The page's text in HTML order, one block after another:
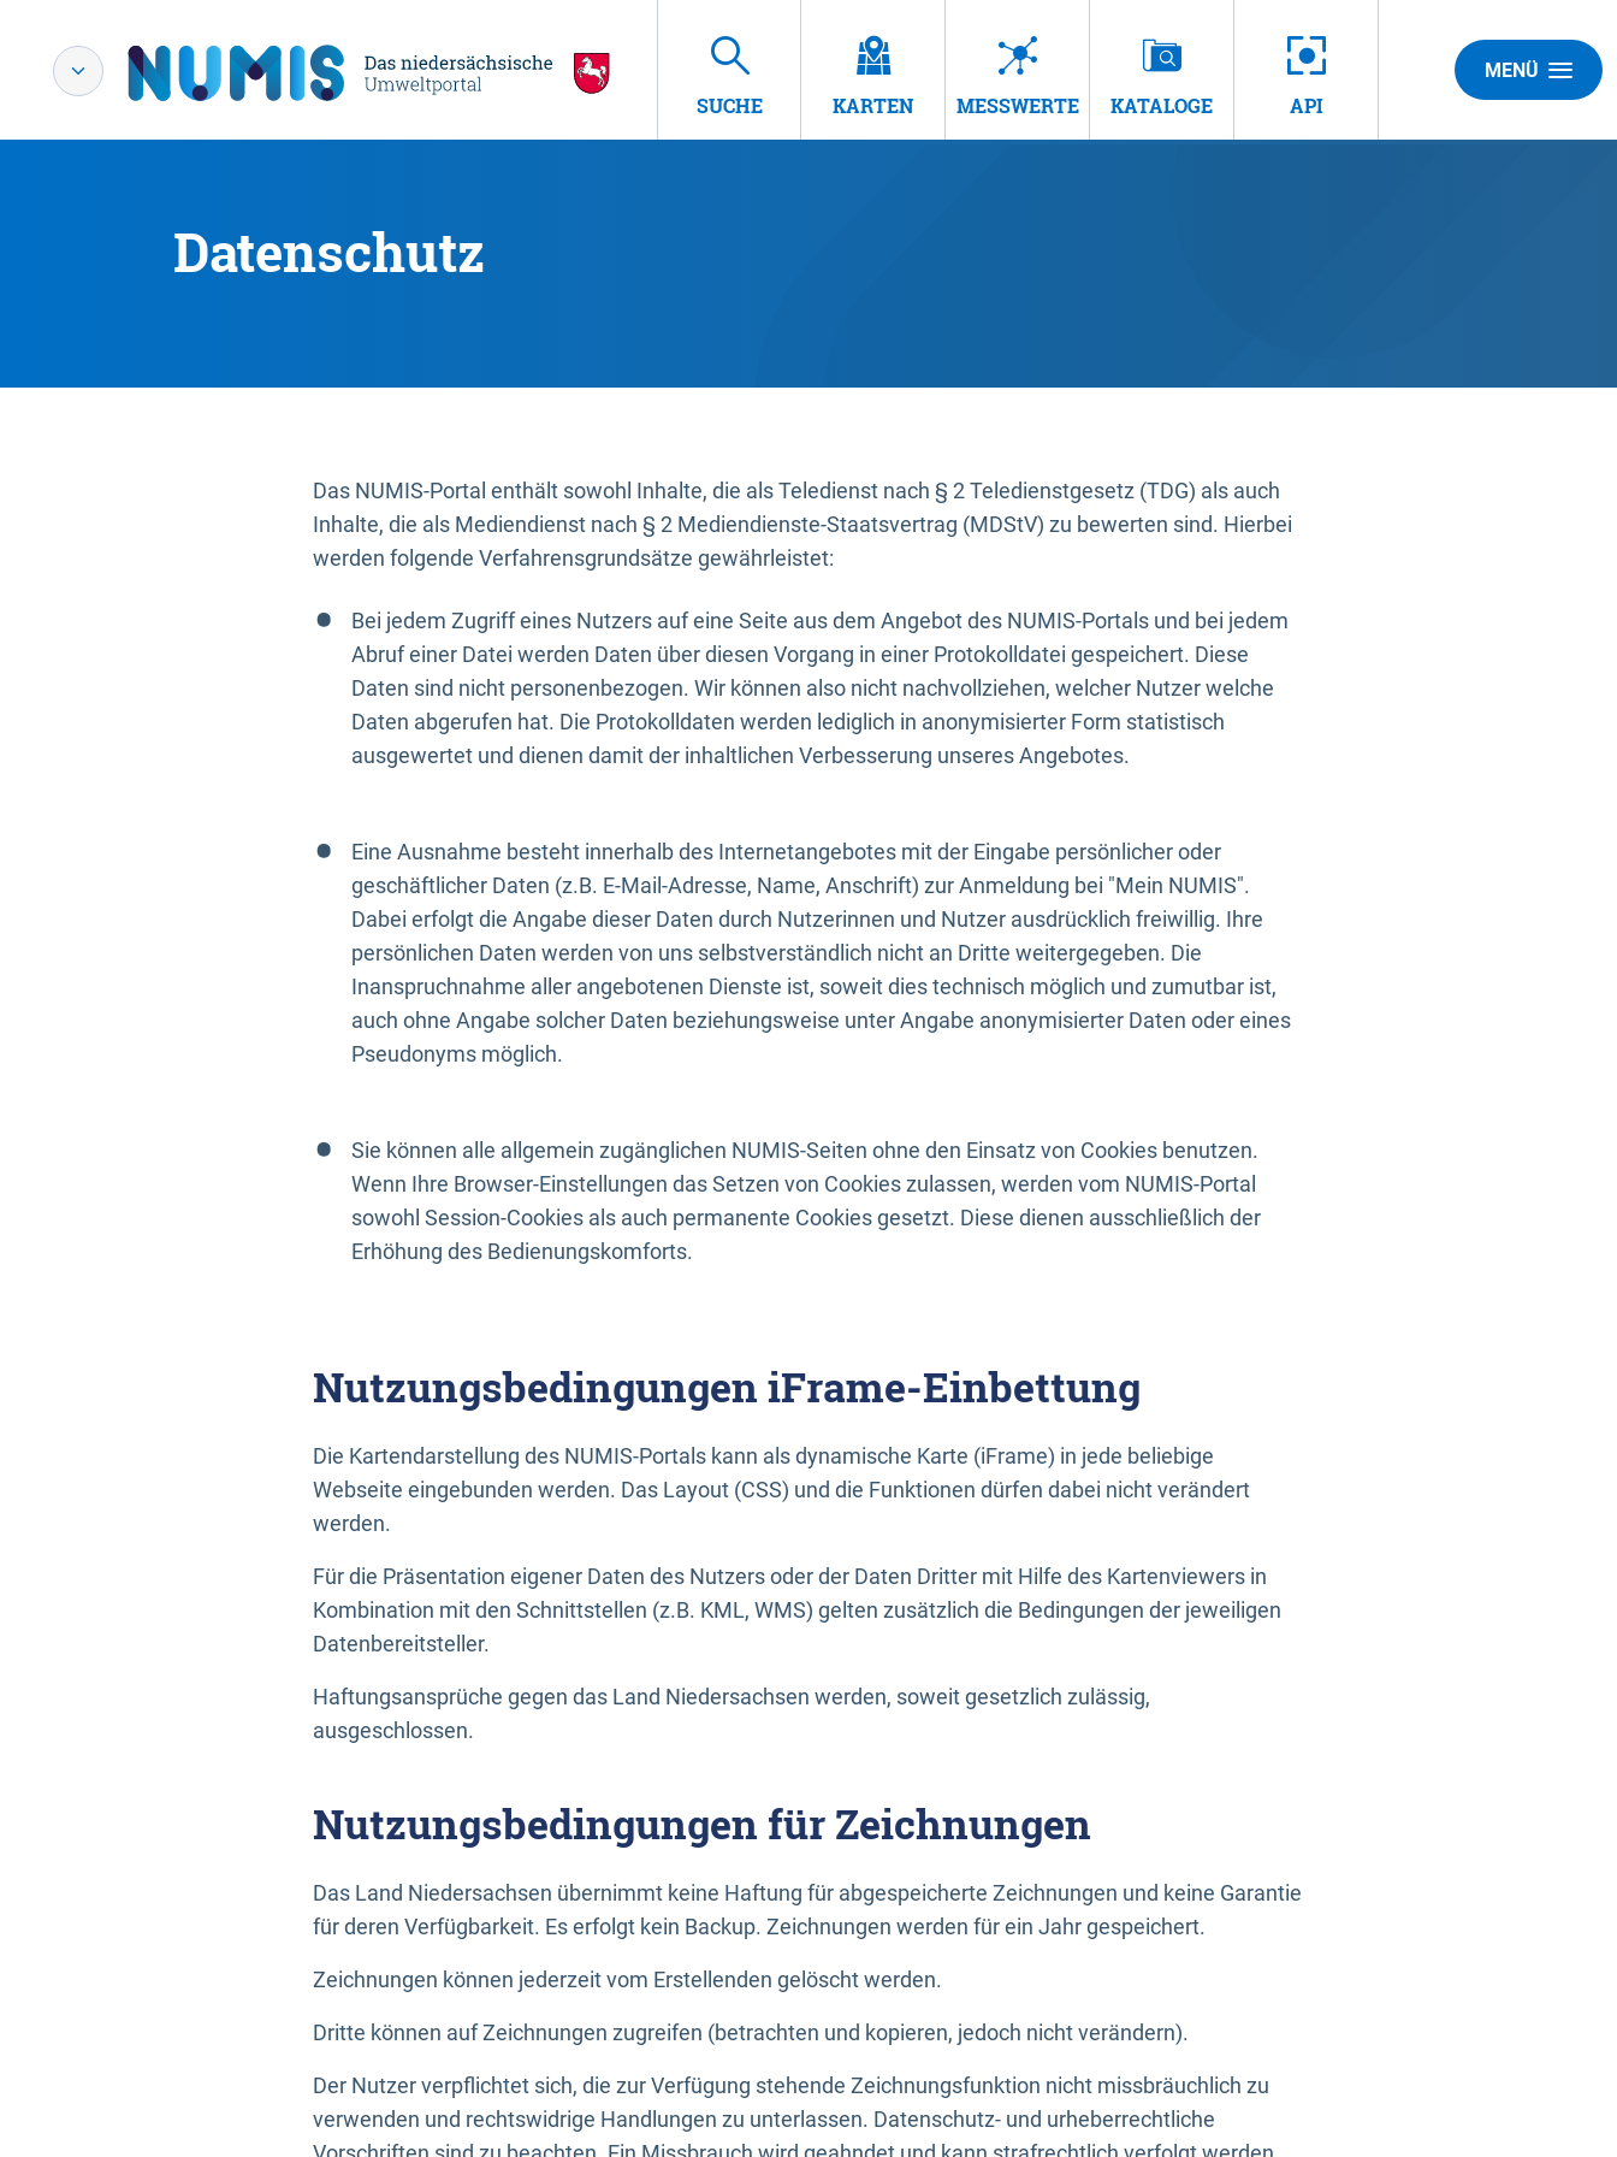
SUCHE KARTEN MESSWERTE KATALOGE API
MENÜ
Datenschutz
Das NUMIS-Portal enthält sowohl Inhalte, die als Teledienst nach § 2 Teledienstgesetz (TDG) als auch
Inhalte, die als Mediendienst nach § 2 Mediendienste-Staatsvertrag (MDStV) zu bewerten sind. Hierbei
werden folgende Verfahrensgrundsätze gewährleistet:
Bei jedem Zugriff eines Nutzers auf eine Seite aus dem Angebot des NUMIS-Portals und bei jedem
Abruf einer Datei werden Daten über diesen Vorgang in einer Protokolldatei gespeichert. Diese
Daten sind nicht personenbezogen. Wir können also nicht nachvollziehen, welcher Nutzer welche
Daten abgerufen hat. Die Protokolldaten werden lediglich in anonymisierter Form statistisch
ausgewertet und dienen damit der inhaltlichen Verbesserung unseres Angebotes.
Eine Ausnahme besteht innerhalb des Internetangebotes mit der Eingabe persönlicher oder
geschäftlicher Daten (z.B. E-Mail-Adresse, Name, Anschrift) zur Anmeldung bei "Mein NUMIS".
Dabei erfolgt die Angabe dieser Daten durch Nutzerinnen und Nutzer ausdrücklich freiwillig. Ihre
persönlichen Daten werden von uns selbstverständlich nicht an Dritte weitergegeben. Die
Inanspruchnahme aller angebotenen Dienste ist, soweit dies technisch möglich und zumutbar ist,
auch ohne Angabe solcher Daten beziehungsweise unter Angabe anonymisierter Daten oder eines
Pseudonyms möglich.
Sie können alle allgemein zugänglichen NUMIS-Seiten ohne den Einsatz von Cookies benutzen.
Wenn Ihre Browser-Einstellungen das Setzen von Cookies zulassen, werden vom NUMIS-Portal
sowohl Session-Cookies als auch permanente Cookies gesetzt. Diese dienen ausschließlich der
Erhöhung des Bedienungskomforts.
Nutzungsbedingungen iFrame-Einbettung
Die Kartendarstellung des NUMIS-Portals kann als dynamische Karte (iFrame) in jede beliebige
Webseite eingebunden werden. Das Layout (CSS) und die Funktionen dürfen dabei nicht verändert
werden.
Für die Präsentation eigener Daten des Nutzers oder der Daten Dritter mit Hilfe des Kartenviewers in
Kombination mit den Schnittstellen (z.B. KML, WMS) gelten zusätzlich die Bedingungen der jeweiligen
Datenbereitsteller.
Haftungsansprüche gegen das Land Niedersachsen werden, soweit gesetzlich zulässig,
ausgeschlossen.
Nutzungsbedingungen für Zeichnungen
Das Land Niedersachsen übernimmt keine Haftung für abgespeicherte Zeichnungen und keine Garantie
für deren Verfügbarkeit. Es erfolgt kein Backup. Zeichnungen werden für ein Jahr gespeichert.
Zeichnungen können jederzeit vom Erstellenden gelöscht werden.
Dritte können auf Zeichnungen zugreifen (betrachten und kopieren, jedoch nicht verändern).
Der Nutzer verpflichtet sich, die zur Verfügung stehende Zeichnungsfunktion nicht missbräuchlich zu
verwenden und rechtswidrige Handlungen zu unterlassen. Datenschutz- und urheberrechtliche